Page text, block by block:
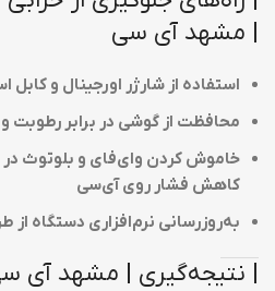
| مشهد آی سی
استفاده از شارژر اورجینال و کابل
محافظت از گوشی در برابر رطوبت
خاموش کردن وای‌فای و بلوتوث در
کاهش فشار روی آی‌سی
به‌روزرسانی نرم‌افزاری دستگاه از
| نتیجه‌گیری | مشهد آی